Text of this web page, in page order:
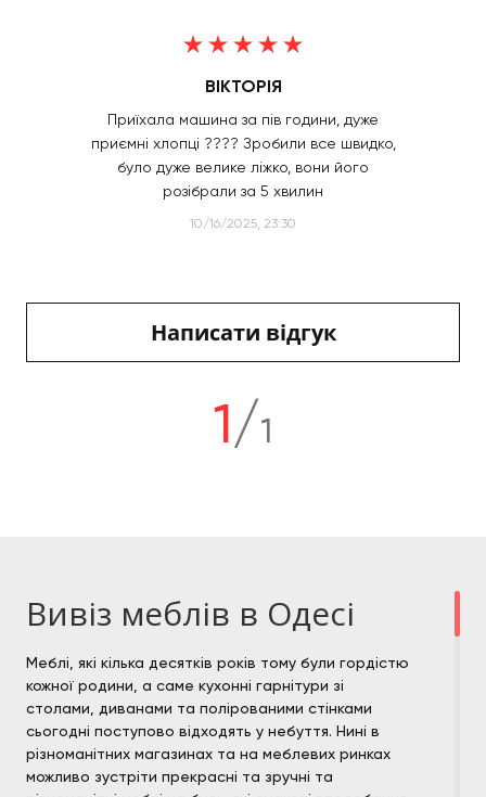
Приїхала машина за пів години, дуже
приємні хлопці ???? Зробили все швидко,
було дуже велике ліжко, вони його
розібрали за 5 хвилин
ВІКТОРІЯ
10/16/2025, 23:30
Написати відгук
1/1
Вивіз меблів в Одесі
Меблі, які кілька десятків років тому були гордістю
кожної родини, а саме кухонні гарнітури зі
столами, диванами та полірованими стінками
сьогодні поступово відходять у небуття. Нині в
різноманітних магазинах та на меблевих ринках
можливо зустріти прекрасні та зручні та